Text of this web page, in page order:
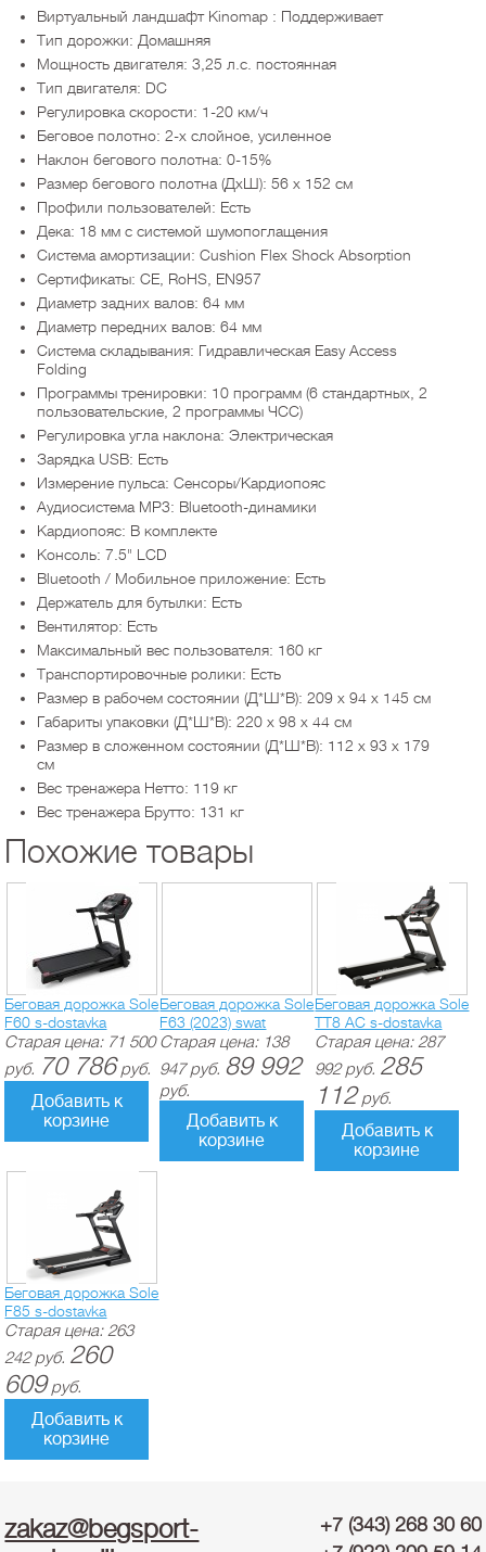
Виртуальный ландшафт Kinomap : Поддерживает
Тип дорожки: Домашняя
Мощность двигателя: 3,25 л.с. постоянная
Тип двигателя: DC
Регулировка скорости: 1-20 км/ч
Беговое полотно: 2-х слойное, усиленное
Наклон бегового полотна: 0-15%
Размер бегового полотна (ДхШ): 56 х 152 см
Профили пользователей: Есть
Дека: 18 мм с системой шумопоглащения
Система амортизации: Cushion Flex Shock Absorption
Сертификаты: CE, RoHS, EN957
Диаметр задних валов: 64 мм
Диаметр передних валов: 64 мм
Система складывания: Гидравлическая Easy Access
Folding
Программы тренировки: 10 программ (6 стандартных, 2
пользовательские, 2 программы ЧСС)
Регулировка угла наклона: Электрическая
Зарядка USB: Есть
Измерение пульса: Сенсоры/Кардиопояс
Аудиосистема MP3: Bluetooth-динамики
Кардиопояс: В комплекте
Консоль: 7.5" LCD
Bluetooth / Мобильное приложение: Есть
Держатель для бутылки: Есть
Вентилятор: Есть
Максимальный вес пользователя: 160 кг
Транспортировочные ролики: Есть
Размер в рабочем состоянии (Д*Ш*В): 209 х 94 х 145 см
Габариты упаковки (Д*Ш*В): 220 х 98 х 44 см
Размер в сложенном состоянии (Д*Ш*В): 112 х 93 х 179
см
Вес тренажера Нетто: 119 кг
Вес тренажера Брутто: 131 кг
Похожие товары
Беговая дорожка Sole
F60 s-dostavka
Старая цена: 71 500
руб. 70 786 руб.
Добавить к
корзине
Беговая дорожка Sole
F63 (2023) swat
Старая цена: 138
947 руб. 89 992
руб.
Добавить к
корзине
Беговая дорожка Sole
TT8 AC s-dostavka
Старая цена: 287
992 руб. 285
112 руб.
Добавить к
корзине
Беговая дорожка Sole
F85 s-dostavka
Старая цена: 263
242 руб. 260
609 руб.
Добавить к
корзине
+7 (343) 268 30 60
zakaz@begsport-